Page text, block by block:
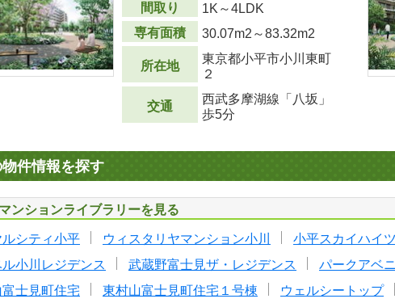
間取り
1K～4LDK
専有面積
30.07m2 ～83.32m2
所在地
東京都小平市小川東町
２
交通
西武多摩湖線「八坂」
歩5分
件情報を探す
ンションライブラリーを見る
ルシティ小平 ウィスタリヤマンション小川 小平スカイハイツ
小川レジデンス
武蔵野富士見ザ・レジデンス パークアベ
士見町住宅
東村山富士見町住宅１号棟 ウェルシートップ